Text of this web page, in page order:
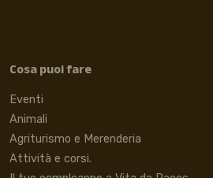
Cosa puoi fare
Eventi
Animali
Agriturismo e Merenderia
Attività e corsi.